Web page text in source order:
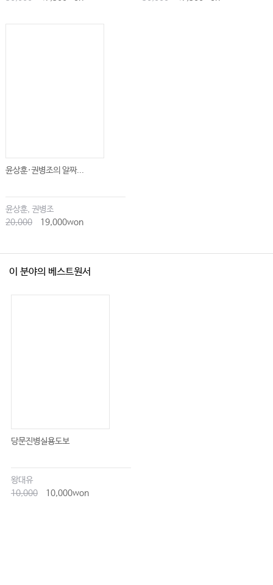
윤상훈·권병조의 알짜...
윤상훈, 권병조
20,000
19,000won
이 분야의 베스트원서
당문진병실용도보
왕대유
10,000
10,000won